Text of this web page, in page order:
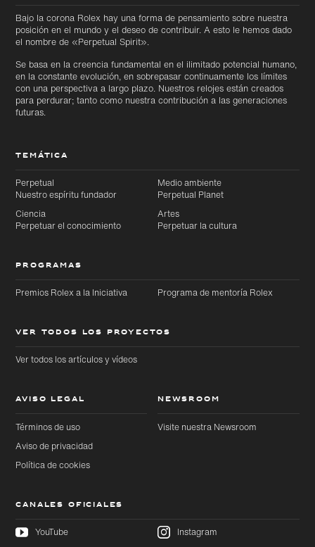
Bajo la corona Rolex hay una forma de pensamiento sobre nuestra
posición en el mundo y el deseo de contribuir. A esto le hemos dado
el nombre de «Perpetual Spirit».
Se basa en la creencia fundamental en el ilimitado potencial humano,
en la constante evolución, en sobrepasar continuamente los límites
con una perspectiva a largo plazo. Nuestros relojes están creados
para perdurar; tanto como nuestra contribución a las generaciones
futuras.
TEMÁTICA
Perpetual
Nuestro espíritu fundador
Medio ambiente
Perpetual Planet
Ciencia
Perpetuar el conocimiento
Artes
Perpetuar la cultura
PROGRAMAS
Premios Rolex a la Iniciativa Programa de mentoría Rolex
VER TODOS LOS PROYECTOS
Ver todos los artículos y vídeos
AVISO LEGAL
Términos de uso
Aviso de privacidad
Política de cookies
NEWSROOM
Visite nuestra Newsroom
CANALES OFICIALES
YouTube Instagram